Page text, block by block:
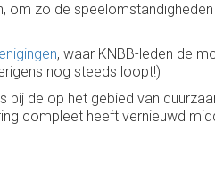
om zo de
, waar KNBB-leden de
nog steeds loopt!)
bij de op het gebied van
compleet heeft vernieuwd